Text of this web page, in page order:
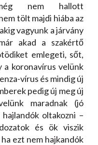
nem hallott
tölt majdi hiába az
vagyunk a járvány
akad a szakértő
emlegeti, sőt,
a koronavírus velünk
vírus és mindig új
pedig új meg új
maradnak (jó
oltakozni –
és ök viszik
ezt nem hajkandók